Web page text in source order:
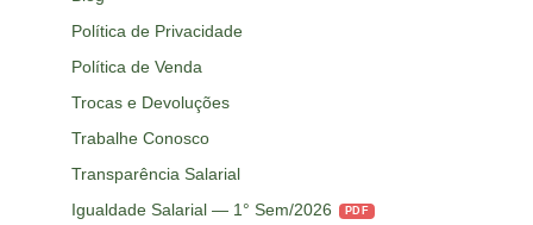
Política de Privacidade
Política de Venda
Trocas e Devoluções
Trabalhe Conosco
Transparência Salarial
Igualdade Salarial — 1° Sem/2026
PDF